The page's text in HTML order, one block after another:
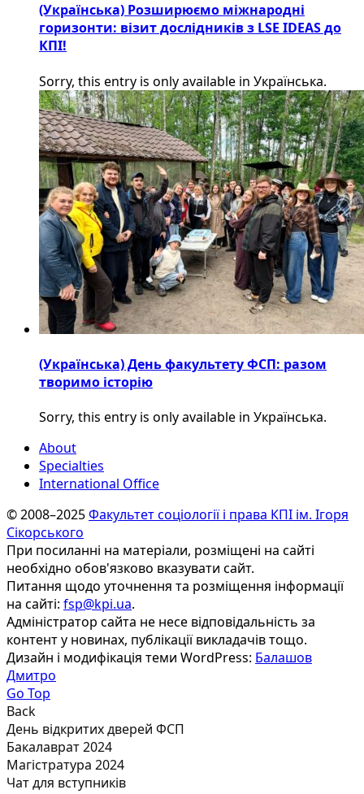
(Українська) Розширюємо міжнародні
горизонти: візит дослідників з LSE IDEAS до
КПІ!
Sorry, this entry is only available in Українська.
(Українська) День факультету ФСП: разом
творимо історію
Sorry, this entry is only available in Українська.
About
Specialties
International Office
© 2008–2025Факультет соціології і права КПІ ім. Ігоря
Сікорського
При посиланні на матеріали, розміщені на сайті
необхідно обов'язково вказувати сайт.
Питання щодо уточнення та розміщення інформації
на сайті: fsp@kpi.ua.
Адміністратор сайта не несе відповідальність за
контент у новинах, публікації викладачів тощо.
Дизайн і модифікація теми WordPress: Балашов
Дмитро
Go Top
Back
День відкритих дверей ФСП
Бакалаврат 2024
Магістратура 2024
Чат для вступників